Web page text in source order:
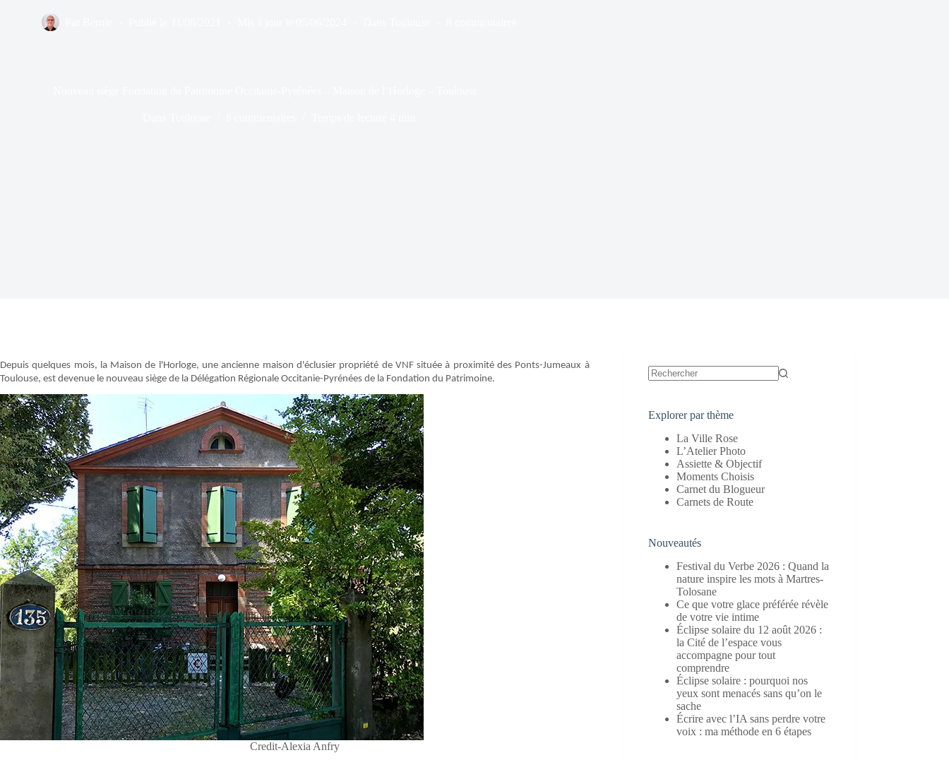
Depuis quelques mois, la Maison de l'Horloge, une ancienne maison d'éclusier propriété de VNF située à proximité des Ponts-Jumeaux à
Toulouse, est devenue le nouveau siège de la Délégation Régionale Occitanie-Pyrénées de la Fondation du Patrimoine.
Credit-Alexia Anfry
Explorer par thème
La Ville Rose
L’Atelier Photo
Assiette & Objectif
Moments Choisis
Carnet du Blogueur
Carnets de Route
Nouveautés
Festival du Verbe 2026 : Quand la
nature inspire les mots à Martres-
Tolosane
Ce que votre glace préférée révèle
de votre vie intime
Éclipse solaire du 12 août 2026 :
la Cité de l’espace vous
accompagne pour tout
comprendre
Éclipse solaire : pourquoi nos
yeux sont menacés sans qu’on le
sache
Écrire avec l’IA sans perdre votre
voix : ma méthode en 6 étapes